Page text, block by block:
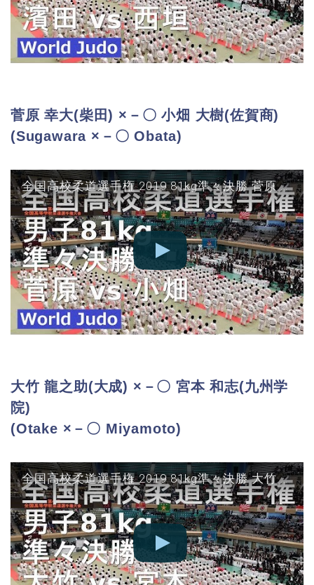
菅原 幸大(柴田) ×－〇 小畑 大樹(佐賀商)
(Sugawara ×－〇 Obata)
全国高校柔道選手権 2019 81kg準々決勝 菅原 vs 小畑 JUDO
大竹 龍之助(大成) ×－〇 宮本 和志(九州学
院)
(Otake ×－〇 Miyamoto)
全国高校柔道選手権 2019 81kg準々決勝 大竹 vs 宮本 JUDO